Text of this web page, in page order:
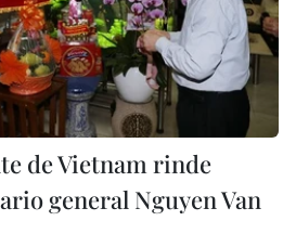
de Vietnam rinde
general Nguyen Van